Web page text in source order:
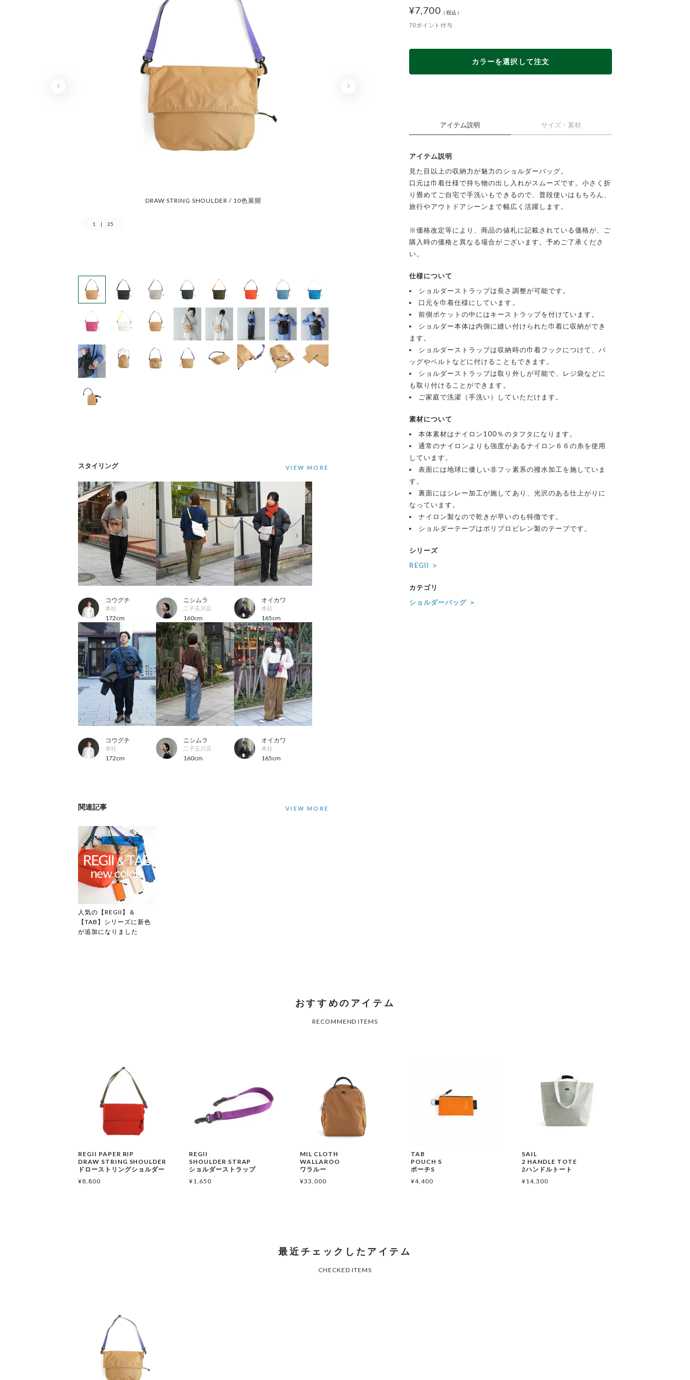
DRAW STRING SHOULDER / 10色展開 BLACK×BLACK
1 | 25
スタイリング
コウグチ
本社
172cm
ニシムラ
二子玉川店
160cm
オイカワ
本社
165cm
コウグチ
本社
172cm
ニシムラ
二子玉川店
160cm
オイカワ
本社
165cm
関連記事
人気の【REGII】＆
【TAB】シリーズに新色
が追加になりました
VIEW MORE
¥7,700
70ポイント付与
カラーを選択して注文
アイテム説明 サイズ・素材
アイテム説明
見た目以上の収納力が魅力のショルダーバッグ。
口元は巾着仕様で持ち物の出し入れがスムーズです。小さく折
り畳めてご自宅で手洗いもできるので、普段使いはもちろん、
旅行やアウトドアシーンまで幅広く活躍します。
※価格改定等により、商品の値札に記載されている価格が、ご
購入時の価格と異なる場合がございます。予めご了承くださ
い。
仕様について
ショルダーストラップは長さ調整が可能です。
口元を巾着仕様にしています。
前側ポケットの中にはキーストラップを付けています。
ショルダー本体は内側に縫い付けられた巾着に収納ができ
ます。
ショルダーストラップは収納時の巾着フックにつけて、バ
ッグやベルトなどに付けることもできます。
ショルダーストラップは取り外しが可能で、レジ袋などに
も取り付けることができます。
ご家庭で洗濯（手洗い）していただけます。
素材について
本体素材はナイロン100％のタフタになります。
通常のナイロンよりも強度があるナイロン６６の糸を使用
しています。
表面には地球に優しい非フッ素系の撥水加工を施していま
す。
裏面にはシレー加工が施してあり、光沢のある仕上がりに
なっています。
ナイロン製なので乾きが早いのも特徴です。
ショルダーテープはポリプロピレン製のテープです。
シリーズ
REGII ＞
カテゴリ
ショルダーバッグ ＞
REGII PAPER RIP
DRAW STRING SHOULDER
ドローストリングショルダー
¥8,800
REGII
SHOULDER STRAP
ショルダーストラップ
¥1,650
MIL CLOTH
WALLAROO
ワラルー
¥33,000
TAB
POUCH S
ポーチS
¥4,400
SAIL
2 HANDLE TOTE
2ハンドルトート
¥14,300